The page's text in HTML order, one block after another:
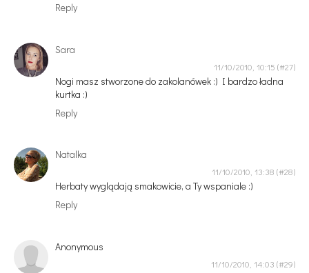
Reply
Sara
11/10/2010, 10:15
Nogi masz stworzone do zakolanówek :) I bardzo ładna
kurtka :)
Reply
Natalka
11/10/2010, 13:38
Herbaty wyglądają smakowicie, a Ty wspaniale :)
Reply
Anonymous
11/10/2010, 14:03